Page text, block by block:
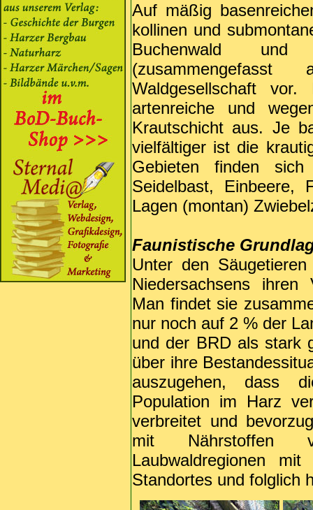
Auf mäßig
kollinen und
Buchenwald und
Waldgesellschaft
artenreiche und
Krautschicht aus. Je
vielfältiger ist die
Gebieten finden sich
Seidelbast, Einbeere,
Lagen (montan)
Faunistische
Unter den
Niedersachsens ihren
Man findet sie
nur noch auf 2 % der
und der BRD als stark
über ihre
auszugehen, dass
Population im Harz
verbreitet und
mit Nährstoffen
Laubwaldregionen
Standortes und folglich